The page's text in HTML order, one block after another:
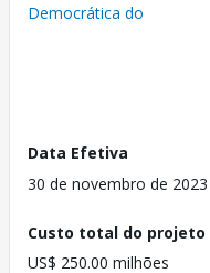
Democrática do
Data Efetiva
30 de novembro de 2023
Custo total do projeto
US$ 250.00 milhões